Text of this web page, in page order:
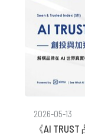
2026-05-13
《AI